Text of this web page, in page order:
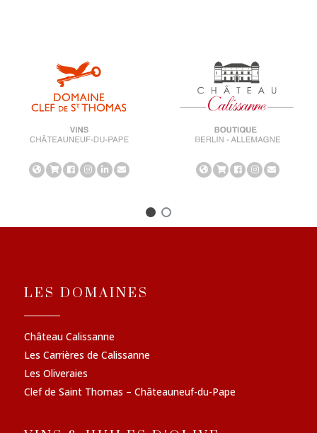
LES DOMAINES
Château Calissanne
Les Carrières de Calissanne
Les Oliveraies
Clef de Saint Thomas – Châteauneuf-du-Pape